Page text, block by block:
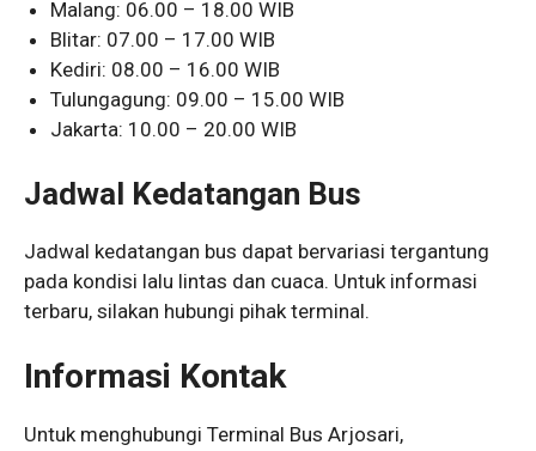
Malang: 06.00 – 18.00 WIB
Blitar: 07.00 – 17.00 WIB
Kediri: 08.00 – 16.00 WIB
Tulungagung: 09.00 – 15.00 WIB
Jakarta: 10.00 – 20.00 WIB
Jadwal Kedatangan Bus
Jadwal kedatangan bus dapat bervariasi tergantung
pada kondisi lalu lintas dan cuaca. Untuk informasi
terbaru, silakan hubungi pihak terminal.
Informasi Kontak
Untuk menghubungi Terminal Bus Arjosari,